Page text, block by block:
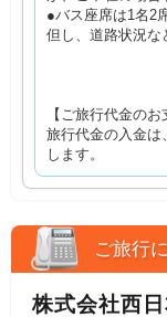
●バス座席は1名2
但し、道路状況な
【ご旅行代金の
旅行代金の入金は
します。
ご旅行
株式会社西